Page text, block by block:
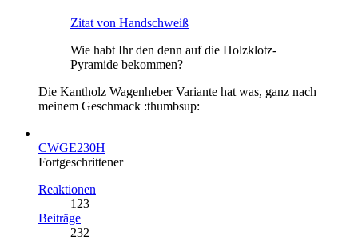
Zitat von Handschweiß
Wie habt Ihr den denn auf die Holzklotz-
Pyramide bekommen?
Die Kantholz Wagenheber Variante hat was, ganz nach
meinem Geschmack :thumbsup:
CWGE230H
Fortgeschrittener
Reaktionen
123
Beiträge
232